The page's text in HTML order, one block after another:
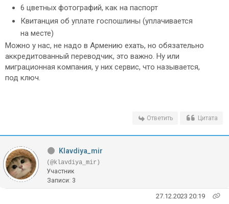
6 цветных фотографий, как на паспорт
Квитанция об уплате госпошлины (уплачивается
на месте)
Можно у нас, не надо в Армению ехать, но обязательно
аккредитованный переводчик, это важно. Ну или
миграционная компания, у них сервис, что называется,
под ключ.
Ответить Цитата
Klavdiya_mir
(@klavdiya_mir)
Участник
Записи: 3
27.12.2023 20:19